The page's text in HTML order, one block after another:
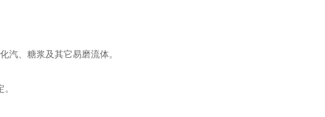
汽、糖浆及其它易磨流体。